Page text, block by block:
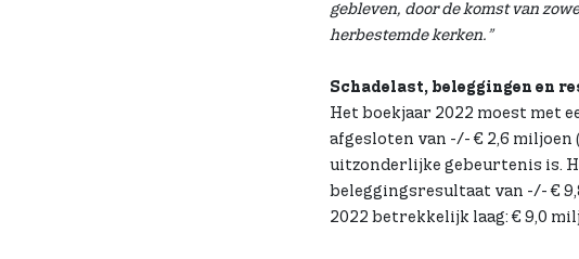
gebleven, door de komst van
herbestemde kerken.”
Schadelast, beleggingen en
Het boekjaar 2022 moest met
afgesloten van -/- € 2,6 miljoen
uitzonderlijke gebeurtenis is.
beleggingsresultaat van -/- €
2022 betrekkelijk laag: € 9,0